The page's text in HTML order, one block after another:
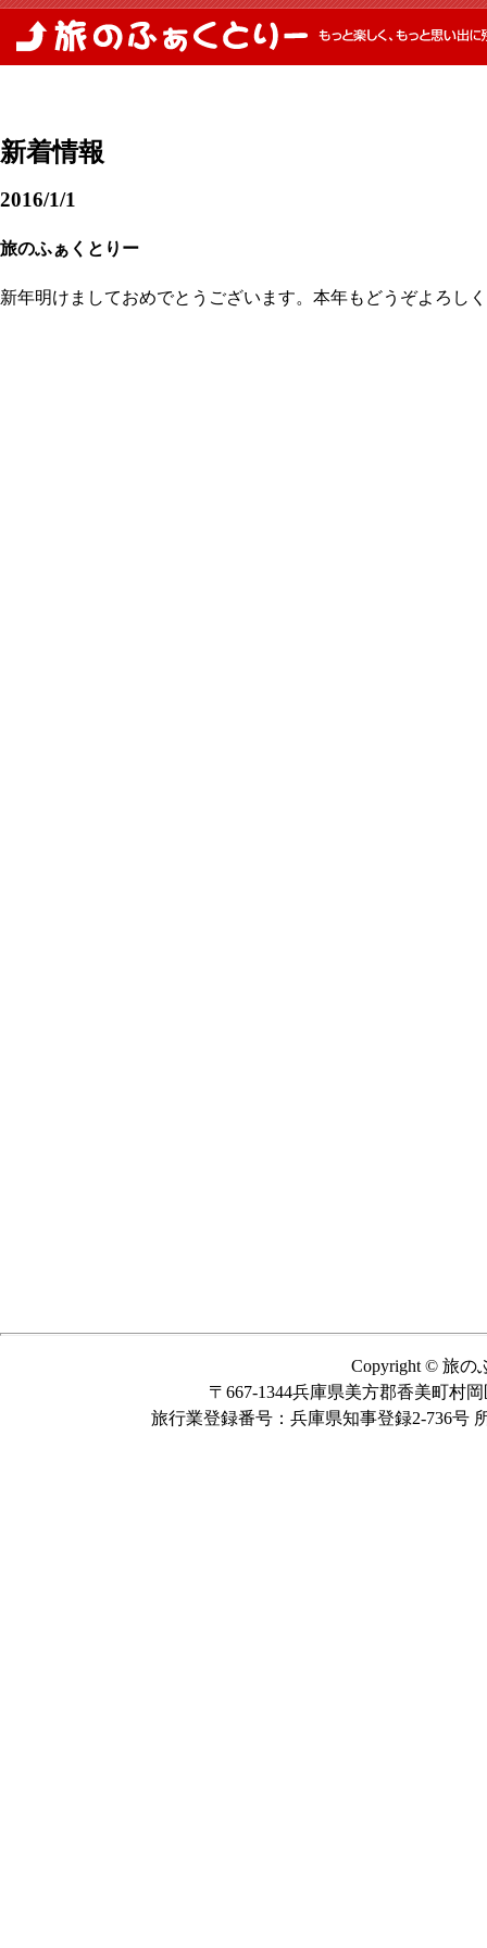
新着情報
2016/1/1
旅のふぁくとりー
新年明けましておめでとうございます。本年もどうぞよろし
Copyright © 旅の
〒667-1344兵庫県美方郡香美町村
旅行業登録番号：兵庫県知事登録2-736号